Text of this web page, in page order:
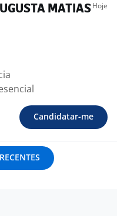
MATIASHoje
Candidatar-me